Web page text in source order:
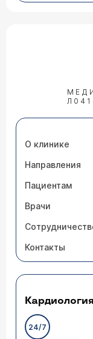
О клинике
Направления
Пациентам
Врачи
Контакты
Кардиология
24/7